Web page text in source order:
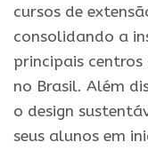
cursos de
consolidando a
principais
no Brasil. Além
o design
seus alunos em